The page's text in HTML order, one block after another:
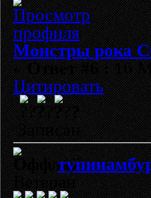
Монстры рока
«Ответ #6 :16
Цитировать
?
Записан
Ветеран